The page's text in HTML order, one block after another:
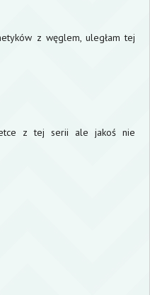
z węglem, uległam tej
z tej serii ale jakoś nie